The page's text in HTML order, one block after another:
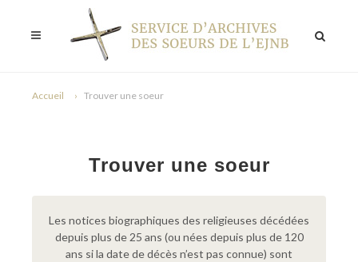
Accueil Trouver une soeur
Trouver une soeur
Les notices biographiques des religieuses décédées
depuis plus de 25 ans (ou nées depuis plus de 120
ans si la date de décès n’est pas connue) sont